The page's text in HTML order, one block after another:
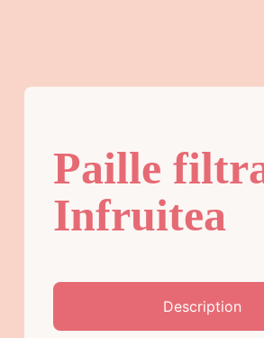
Paille
Infruitea
Description